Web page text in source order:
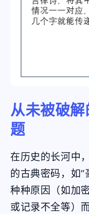
从未被破
题
在历史的长河中
的古典密码，如“
种种原因（如加
或记录不全等）